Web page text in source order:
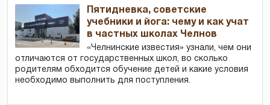
Пятидневка, советские
учебники и йога: чему и как учат
в частных школах Челнов
«Челнинские известия» узнали, чем они
отличаются от государственных школ, во сколько
родителям обходится обучение детей и какие условия
необходимо выполнить для поступления.